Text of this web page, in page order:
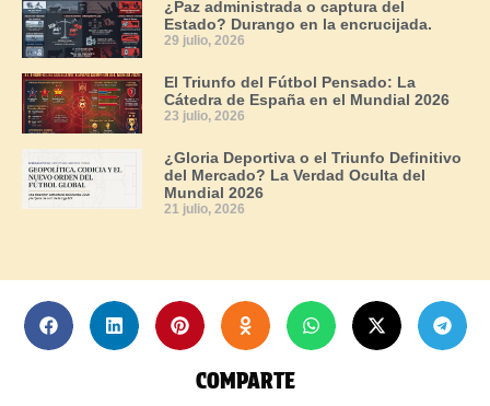
¿Paz administrada o captura del
Estado? Durango en la encrucijada.
29 julio, 2026
El Triunfo del Fútbol Pensado: La
Cátedra de España en el Mundial 2026
23 julio, 2026
¿Gloria Deportiva o el Triunfo Definitivo
del Mercado? La Verdad Oculta del
Mundial 2026
21 julio, 2026
COMPARTE